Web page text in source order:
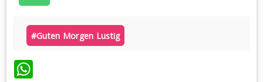
#guten Morgen Lustig
WhatsApp